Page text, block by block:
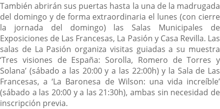
También abrirán sus puertas hasta la una de la madrugada
del domingo y de forma extraordinaria el lunes (con cierre
la jornada del domingo) las Salas Municipales de
Exposiciones de Las Francesas, La Pasión y Casa Revilla. Las
salas de La Pasión organiza visitas guiadas a su muestra
‘Tres visiones de España: Sorolla, Romero de Torres y
Solana’ (sábado a las 20:00 y a las 22:00h) y la Sala de Las
Francesas, a ‘La Baronesa de Wilson: una vida increíble’
(sábado a las 20:00 y a las 21:30h), ambas sin necesidad de
inscripción previa.